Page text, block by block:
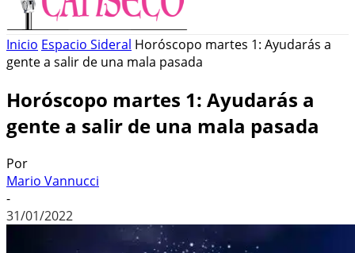
Inicio Espacio Sideral Horóscopo martes 1: Ayudarás a
gente a salir de una mala pasada
Horóscopo martes 1: Ayudarás a
gente a salir de una mala pasada
Por
Mario Vannucci
-
31/01/2022